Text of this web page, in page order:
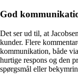
God
Det ser ud til, at
kunder. Flere
kommunikation, både
hurtige respons og den
spørgsmål eller